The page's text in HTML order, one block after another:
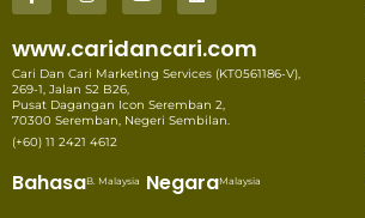
www.caridancari.com
Cari Dan Cari Marketing Services (KT0561186-V),
269-1, Jalan S2 B26,
Pusat Dagangan Icon Seremban 2,
70300 Seremban, Negeri Sembilan.
(+60) 11 2421 4612
BahasaB. Malaysia NegaraMalaysia